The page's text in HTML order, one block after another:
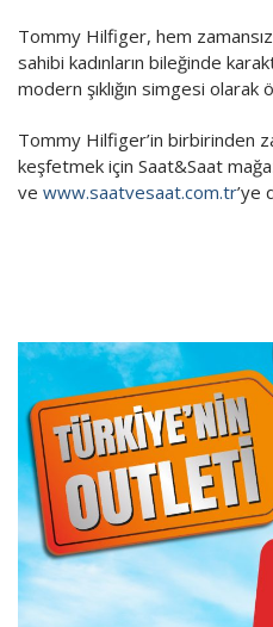
Yönetim Danışmanlık
MottoCar
Tommy Hilfiger, hem
sahibi kadınların bileğinde
modern şıklığın simgesi olarak
Tommy Hilfiger’in birbirinden
keşfetmek için Saat&Saat
ve www.saatvesaat.com.tr’ye